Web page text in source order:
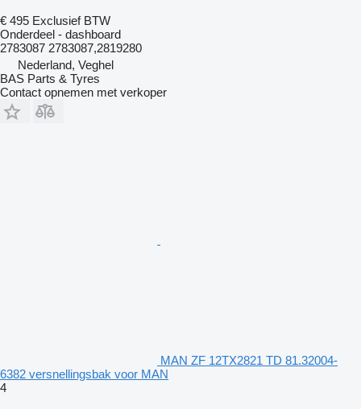
€ 495 Exclusief BTW
Onderdeel - dashboard
2783087 2783087,2819280
Nederland, Veghel
BAS Parts & Tyres
Contact opnemen met verkoper
MAN ZF 12TX2821 TD 81.32004-
6382 versnellingsbak voor MAN
4